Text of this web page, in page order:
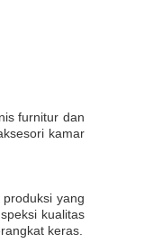
furnitur dan
kamar
yang
kualitas
keras.